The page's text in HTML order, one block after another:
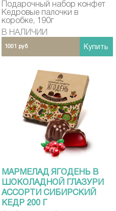
Подарочный набор конфет
Кедровые палочки в
коробке, 190г
В НАЛИЧИИ
1001 руб Купить
МАРМЕЛАД ЯГОДЕНЬ В
ШОКОЛАДНОЙ ГЛАЗУРИ
АССОРТИ СИБИРСКИЙ
КЕДР 200 Г